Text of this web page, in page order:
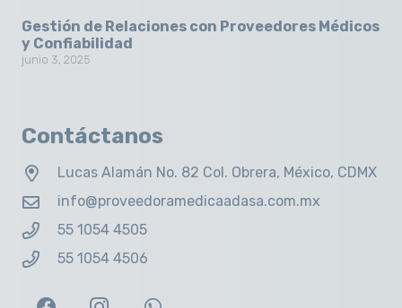
Gestión de Relaciones con Proveedores Médicos
y Confiabilidad
junio 3, 2025
Contáctanos
Lucas Alamán No. 82 Col. Obrera, México, CDMX
info@proveedoramedicaadasa.com.mx
55 1054 4505
55 1054 4506